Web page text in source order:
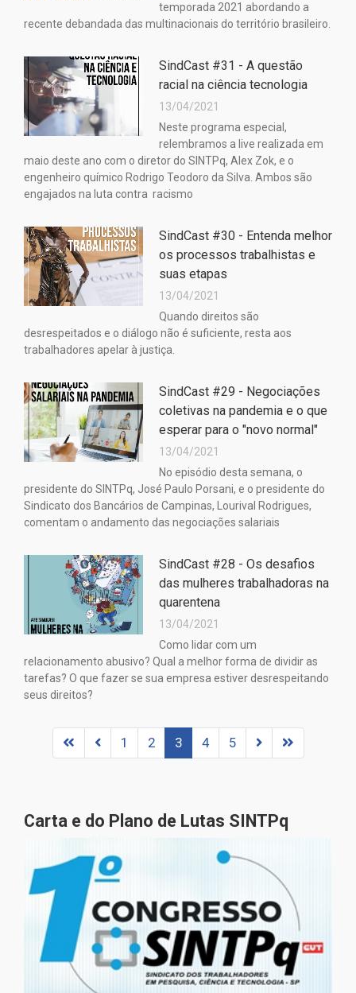
temporada 2021 abordando a
recente debandada das multinacionais do território brasileiro.
SindCast #31 - A questão
racial na ciência tecnologia
13/04/2021
Neste programa especial,
relembramos a live realizada em
maio deste ano com o diretor do SINTPq, Alex Zok, e o
engenheiro químico Rodrigo Teodoro da Silva. Ambos são
engajados na luta contra racismo
SindCast #30 - Entenda melhor
os processos trabalhistas e
suas etapas
13/04/2021
Quando direitos são
desrespeitados e o diálogo não é suficiente, resta aos
trabalhadores apelar à justiça.
SindCast #29 - Negociações
coletivas na pandemia e o que
esperar para o "novo normal"
13/04/2021
No episódio desta semana, o
presidente do SINTPq, José Paulo Porsani, e o presidente do
Sindicato dos Bancários de Campinas, Lourival Rodrigues,
comentam o andamento das negociações salariais
SindCast #28 - Os desafios
das mulheres trabalhadoras na
quarentena
13/04/2021
Como lidar com um
relacionamento abusivo? Qual a melhor forma de dividir as
tarefas? O que fazer se sua empresa estiver desrespeitando
seus direitos?
1 2 3 4 5
Carta e do Plano de Lutas SINTPq